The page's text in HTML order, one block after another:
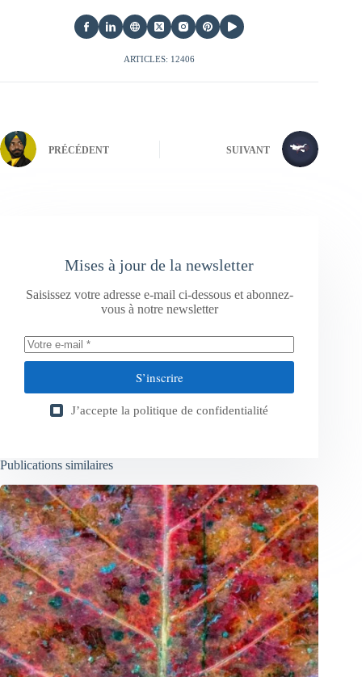
ARTICLES: 12406
PRÉCÉDENT SUIVANT
Mises à jour de la newsletter
Saisissez votre adresse e-mail ci-dessous et abonnez-
vous à notre newsletter
S’inscrire
J’accepte la politique de confidentialité
Publications similaires